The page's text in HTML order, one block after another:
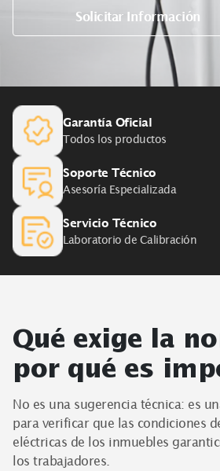
Solicitar Información
Garantía Oficial
Todos los productos
Soporte Técnico
Asesoría Especializada
Servicio Técnico
Laboratorio de Calibración
Qué exige la
por qué es
No es una sugerencia técnica: es
para verificar que las condiciones
eléctricas de los inmuebles
los trabajadores.